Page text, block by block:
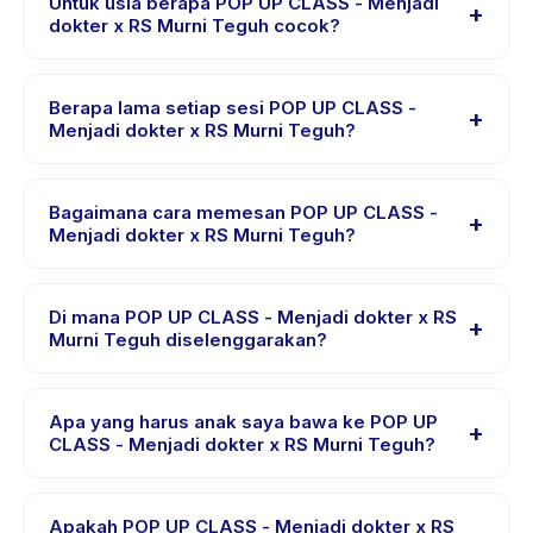
dokter x RS Murni Teguh cocok?
+
dirancang untuk anak usia 2 sampai 8 tahun. Instruktur
menyesuaikan program untuk berbagai tingkat
Berapa lama setiap sesi POP UP CLASS -
Menjadi dokter x RS Murni Teguh?
+
Teguh berlangsung sekitar 2 jam. Datang 10 menit lebih
awal untuk proses check-in yang lancar.
Bagaimana cara memesan POP UP CLASS -
Menjadi dokter x RS Murni Teguh?
+
- Menjadi dokter x RS Murni Teguh, pilih tanggal dan
paket yang diinginkan, lalu pesan secara instan. Anda
Di mana POP UP CLASS - Menjadi dokter x RS
Murni Teguh diselenggarakan?
+
diselenggarakan di lokasi penyedia di Kecamatan
Sumur Bandung. Alamat lengkap, peta, dan petunjuk
Apa yang harus anak saya bawa ke POP UP
CLASS - Menjadi dokter x RS Murni Teguh?
+
nyaman, air minum, dan perlengkapan khusus POP UP
Apakah POP UP CLASS - Menjadi dokter x RS